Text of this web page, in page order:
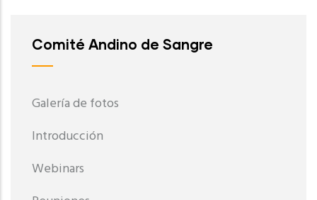
Comité Andino de Sangre
Galería de fotos
Introducción
Webinars